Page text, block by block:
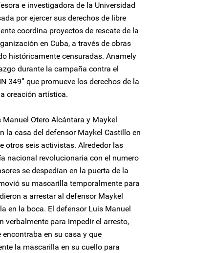
e investigadora de la Universidad
por ejercer sus derechos de libre
coordina proyectos de rescate de la
en Cuba, a través de obras
históricamente censuradas. Anamely
durante la campaña contra el
349” que promueve los derechos de la
creación artística.
Otero Alcántara y Maykel
la casa del defensor Maykel Castillo en
otros seis activistas. Alrededor las
nacional revolucionaria con el numero
se despedían en la puerta de la
su mascarilla temporalmente para
a arrestar al defensor Maykel
en la boca. El defensor Luis Manuel
verbalmente para impedir el arresto,
en su casa y que
la mascarilla en su cuello para